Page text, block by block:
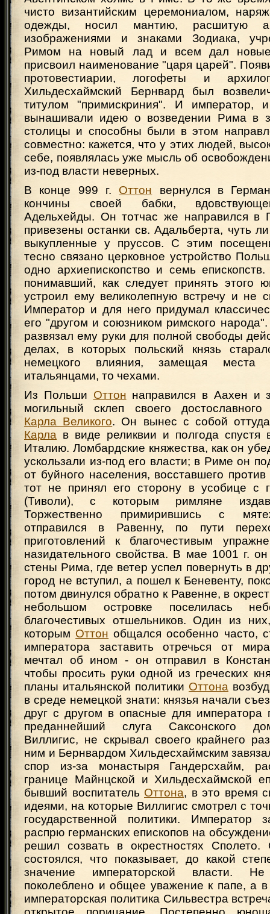
чисто византийским церемониалом,
одежды, носил мантию, расшитую
изображениями и знаками Зодиака,
Римом на новый лад и всем дал
присвоил наименование "царя царей".
протовестиарии, логофеты и
Хильдесхаймский Бернвард был
титулом "примискриния". И император,
вынашивали идею о возведении Рима в
столицы и способны были в этом
совместно: кажется, что у этих людей,
себе, появлялась уже мысль об
из-под власти неверных.
В конце 999 г. Оттон вернулся в
кончины своей бабки,
Адельхейды. Он тотчас же направился в
привезены останки св. Адальберта, чуть
выкупленные у пруссов. С этим
тесно связано церковное устройство
одно архиепископство и семь
понимавший, как следует принять этого
устроил ему великолепную встречу и не
Император и для него придумал
его "другом и союзником римского
развязал ему руки для полной свободы
делах, в которых польский князь
немецкого влияния, замещая места
итальянцами, то чехами.
Из Польши Оттон направился в Аахен и
могильный склеп своего достославного
Карла Великого. Он вынес с собой
Карла в виде реликвии и полгода спустя
Италию. Ломбардские княжества, как он
ускользали из-под его власти; в Риме он
от буйного населения, восставшего против
тот не принял его сторону в усобице с
(Тиволи), с которым римляне
Торжественно примирившись с
отправился в Равенну, по пути
приготовлений к благочестивым
назидательного свойства. В мае 1001 г.
стены Рима, где ветер успел повернуть в
город не вступил, а пошел к Беневенту,
потом двинулся обратно к Равенне, в
небольшом островке поселилась
благочестивых отшельников. Один из
которым Оттон общался особенно часто,
императора заставить отречься от
мечтал об ином - он отправил в
чтобы просить руки одной из греческих
планы итальянской политики Оттона
в среде немецкой знати: князья начали
друг с другом в опасные для императора
преданнейший слуга Саксонского
Виллигис, не скрывал своего крайнего
ним и Бернвардом Хильдесхаймским
спор из-за монастыря Гандерсхайм,
границе Майнцской и Хильдесхаймской
бывший воспитатель Оттона, в это время
идеями, на которые Виллигис смотрел с
государственной политики. Император
распрю германских епископов на
решил созвать в окрестностях
состоялся, что показывает, до какой
значение императорской власти.
поколеблено и общее уважение к папе, а в
императорская политика Сильвестра